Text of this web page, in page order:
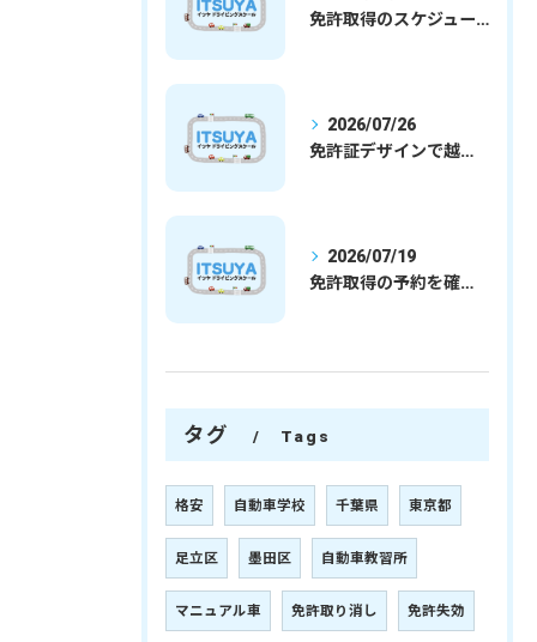
免許取得のスケジュールを徹底解説学生社会人の通学合宿別プランで最短取得のコツ
2026/07/26
免許証デザインで越谷市愛を表現する埼玉県さいたま市越谷市の免許取得完全ガイド
2026/07/19
免許取得の予約を確実に取るための最新ガイドと一発試験合格の実践法
タグ Tags
格安 自動車学校 千葉県 東京都
足立区 墨田区 自動車教習所
マニュアル車 免許取り消し 免許失効